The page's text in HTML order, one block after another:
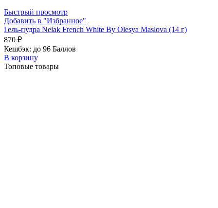
Быстрый просмотр
Добавить в "Избранное"
Гель-пудра Nelak French White By Olesya Maslova (14 г)
870 ₽
Кешбэк: до 96 Баллов
В корзину
Топовые товары